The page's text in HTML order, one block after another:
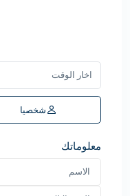
شخصيا
معلوماتك